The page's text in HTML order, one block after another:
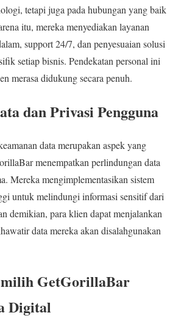
tetapi juga pada hubungan yang baik
itu, mereka menyediakan layanan
support 24/7, dan penyesuaian solusi
setiap bisnis. Pendekatan personal ini
merasa didukung secara penuh.
dan Privasi Pengguna
data merupakan aspek yang
menempatkan perlindungan data
Mereka mengimplementasikan sistem
untuk melindungi informasi sensitif dari
demikian, para klien dapat menjalankan
data mereka akan disalahgunakan
GetGorillaBar
Digital